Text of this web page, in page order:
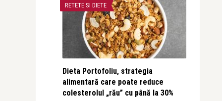
RETETE SI DIETE
Dieta Portofoliu, strategia
alimentară care poate reduce
colesterolul „rău” cu până la 30%